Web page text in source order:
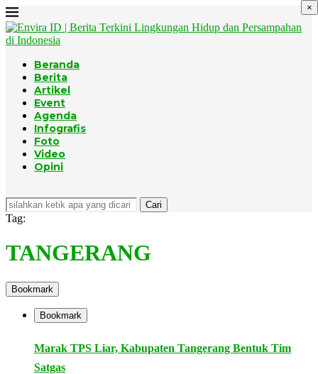
Beranda
Berita
Artikel
Event
Agenda
Infografis
Foto
Video
Opini
Cari
Tag:
TANGERANG
Bookmark
Bookmark
Marak TPS Liar, Kabupaten Tangerang Bentuk Tim
Satgas
×